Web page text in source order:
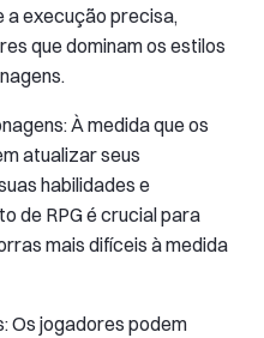
execução precisa,
que dominam os estilos
À medida que os
atualizar seus
habilidades e
de RPG é crucial para
mais difíceis à medida
Os jogadores podem